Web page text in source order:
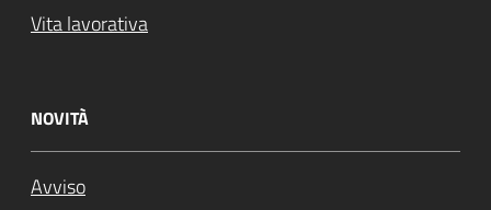
Vita lavorativa
NOVITÀ
Avviso